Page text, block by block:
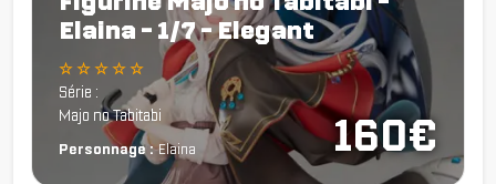
160€
Elaina - 1/7 - Elegant
☆ ☆ ☆ ☆ ☆
Série :
Majo no Tabitabi
Personnage : Elaina